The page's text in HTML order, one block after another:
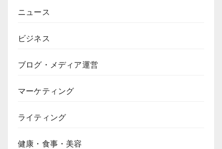
ニュース
ビジネス
ブログ・メディア運営
マーケティング
ライティング
健康・食事・美容